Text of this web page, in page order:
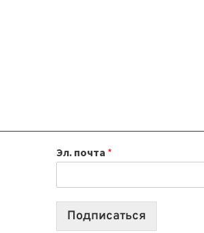
Эл. почта *
Подписаться